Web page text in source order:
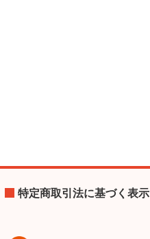
特定商取引法に基づく表示